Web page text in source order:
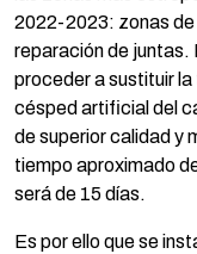
2022-2023: zonas
reparación de juntas.
proceder a sustituir
césped artificial del
de superior calidad y
tiempo aproximado
será de 15 días.
Es por ello que se